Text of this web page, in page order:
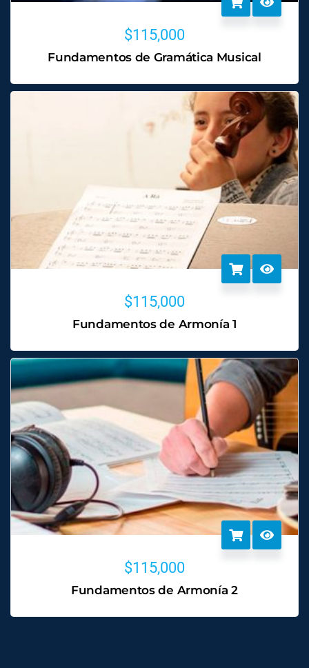
$115,000
Fundamentos de Gramática Musical
$115,000
Fundamentos de Armonía 1
$115,000
Fundamentos de Armonía 2